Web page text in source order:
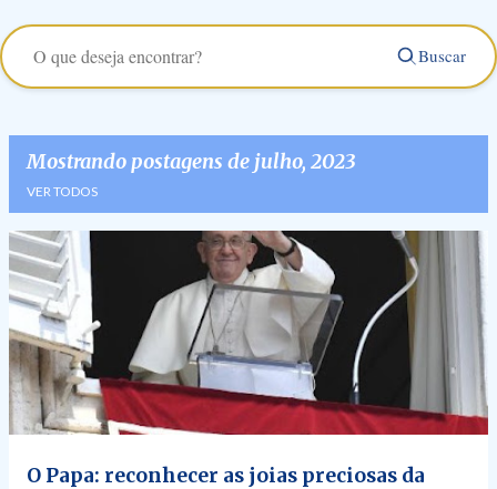
Buscar
Mostrando postagens de julho, 2023
VER TODOS
P
o
s
t
a
g
O Papa: reconhecer as joias preciosas da